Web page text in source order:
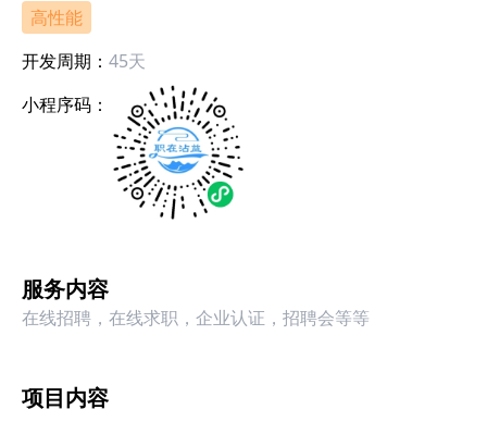
高性能
开发周期： 45天
小程序码：
服务内容
在线招聘，在线求职，企业认证，招聘会等等
项目内容